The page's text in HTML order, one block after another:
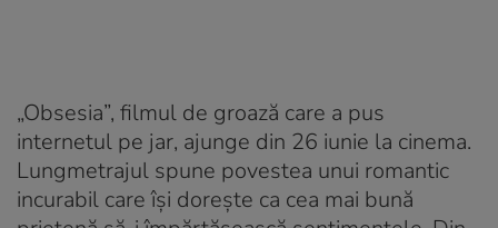
„Obsesia”, filmul de groază care a pus
internetul pe jar, ajunge din 26 iunie la cinema.
Lungmetrajul spune povestea unui romantic
incurabil care își dorește ca cea mai bună